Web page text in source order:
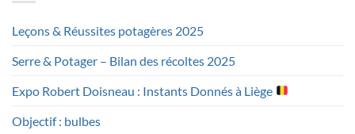
Leçons & Réussites potagères 2025
Serre & Potager – Bilan des récoltes 2025
Expo Robert Doisneau : Instants Donnés à Liège
Objectif : bulbes